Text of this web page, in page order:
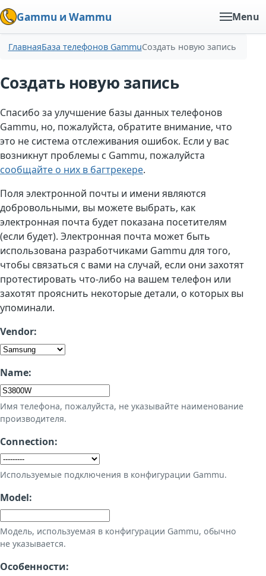
Gammu и Wammu Menu
ГлавнаяБаза телефонов GammuСоздать новую запись
Создать новую запись
Спасибо за улучшение базы данных телефонов
Gammu, но, пожалуйста, обратите внимание, что
это не система отслеживания ошибок. Если у вас
возникнут проблемы с Gammu, пожалуйста
сообщайте о них в багтрекере.
Поля электронной почты и имени являются
добровольными, вы можете выбрать, как
электронная почта будет показана посетителям
(если будет). Электронная почта может быть
использована разработчиками Gammu для того,
чтобы связаться с вами на случай, если они захотят
протестировать что-либо на вашем телефон или
захотят прояснить некоторые детали, о которых вы
упоминали.
Vendor:
Name:
Имя телефона, пожалуйста, не указывайте наименование
производителя.
Connection:
Используемые подключения в конфигурации Gammu.
Model:
Модель, используемая в конфигурации Gammu, обычно
не указывается.
Особенности: